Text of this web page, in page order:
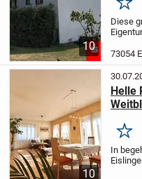
10
Diese
eines
mit ca.
73054
10
Helle
In